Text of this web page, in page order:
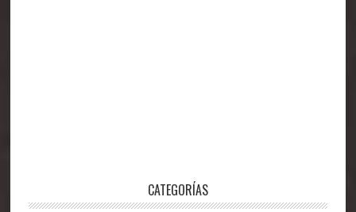
CATEGORÍAS